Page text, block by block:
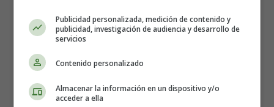
Cómo hacer Bombones
Ferrero Rocher keto - Low
carb - Recetas Caseras
Los ingredientes que necesitas para 18 barritas
Publicidad personalizada, medición de contenido y
publicidad, investigación de audiencia y desarrollo de
servicios
Contenido personalizado
Almacenar la información en un dispositivo y/o
acceder a ella